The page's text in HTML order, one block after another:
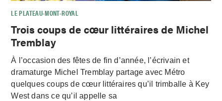
LE PLATEAU-MONT-ROYAL
Trois coups de cœur littéraires de Michel
Tremblay
À l’occasion des fêtes de fin d’année, l’écrivain et
dramaturge Michel Tremblay partage avec Métro
quelques coups de cœur littéraires qu’il trimballe à Key
West dans ce qu’il appelle sa